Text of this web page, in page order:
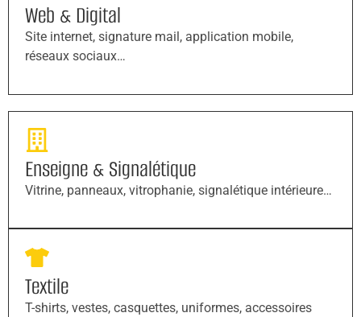
Web & Digital
Site internet, signature mail, application mobile,
réseaux sociaux…
Enseigne & Signalétique
Vitrine, panneaux, vitrophanie, signalétique intérieure…
Textile
T-shirts, vestes, casquettes, uniformes, accessoires